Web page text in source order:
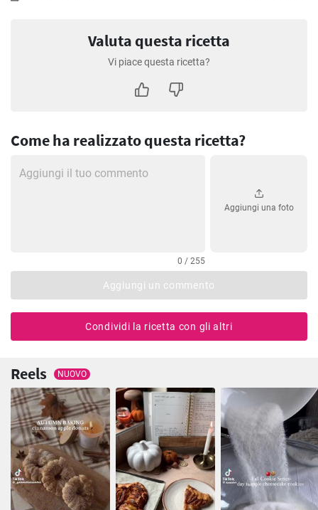
Valuta questa ricetta
Vi piace questa ricetta?
Come ha realizzato questa ricetta?
0 / 255
Aggiungi una foto
Aggiungi un commento
Condividi la ricetta con gli altri
Reels NUOVO